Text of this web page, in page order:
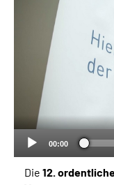
Inhalte in
Leichte Sprache
Suche
00:00
Die 12.